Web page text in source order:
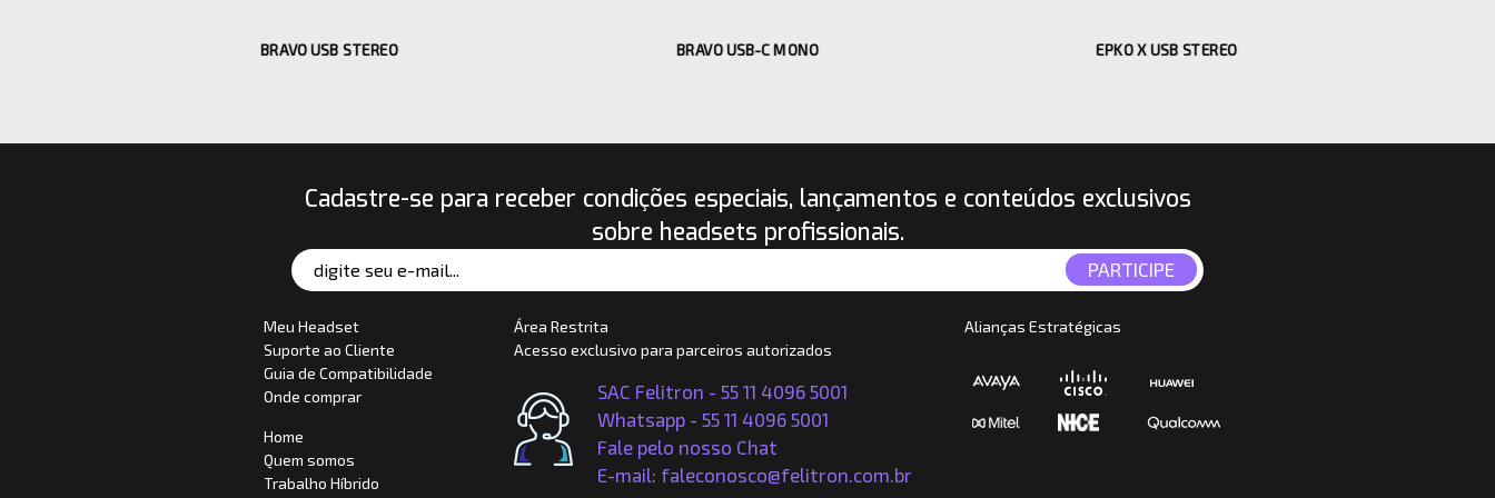
BRAVO USB STEREO BRAVO USB-C MONO EPKO X USB STEREO
Cadastre-se para receber condições especiais, lançamentos e conteúdos exclusivos
sobre headsets profissionais.
Meu Headset
Suporte ao Cliente
Guia de Compatibilidade
Onde comprar
Home
Quem somos
Trabalho Híbrido
Área Restrita
Acesso exclusivo para parceiros autorizados
SAC Felitron - 55 11 4096 5001
Whatsapp - 55 11 4096 5001
Fale pelo nosso Chat
E-mail: faleconosco@felitron.com.br
Alianças Estratégicas